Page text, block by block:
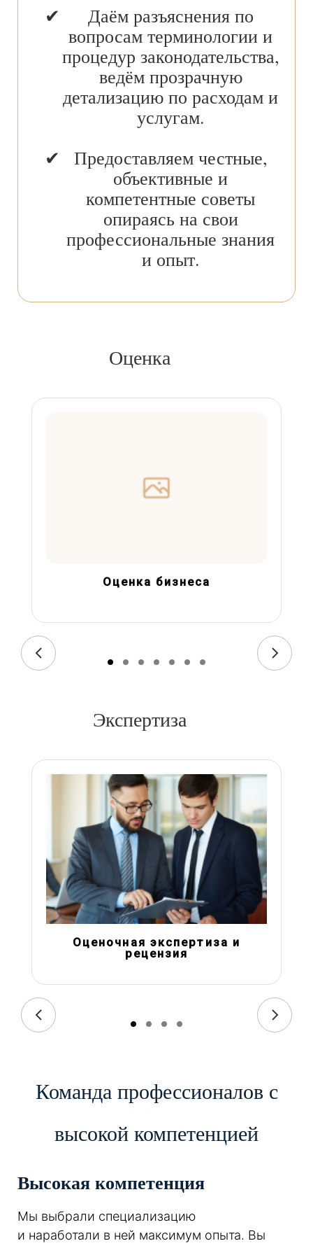
Даём разъяснения по
вопросам терминологии и
процедур законодательства,
ведём прозрачную
детализацию по расходам и
услугам.
Предоставляем честные,
объективные и
компетентные советы
опираясь на свои
профессиональные знания
и опыт.
Оценка
Оценка бизнеса
Экспертиза
Оценочная экспертиза и
рецензия
Команда профессионалов с
высокой компетенцией
Высокая компетенция
Мы выбрали специализацию
и наработали в ней максимум опыта. Вы